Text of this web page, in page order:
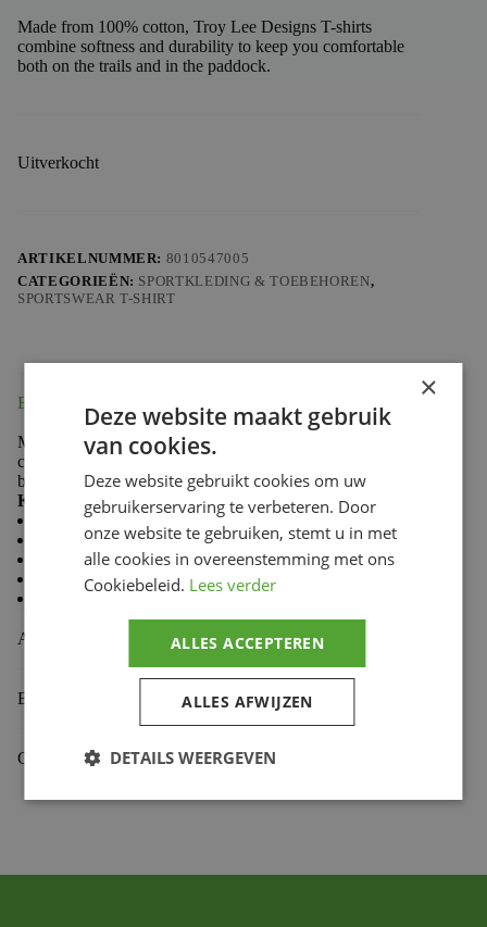
Made from 100% cotton, Troy Lee Designs T-shirts
combine softness and durability to keep you comfortable
both on the trails and in the paddock.
Uitverkocht
ARTIKELNUMMER: 8010547005
CATEGORIEËN: SPORTKLEDING & TOEBEHOREN,
SPORTSWEAR T-SHIRT
Beschrijving
Made from 100% cotton, Troy Lee Designs T-shirts
combine softness and durability to keep you comfortable
both on the trails and in the paddock.
Key features:
Casual style
Comfortable and durable fabric
Premium fit
Classic crew neck
Aanvullende informatie
Beoordelingen (0)
Gekoppelde Motoren
×
Deze website maakt gebruik
van cookies.
Deze website gebruikt cookies om uw
gebruikerservaring te verbeteren. Door
onze website te gebruiken, stemt u in met
alle cookies in overeenstemming met ons
Cookiebeleid. Lees verder
ALLES ACCEPTEREN
ALLES AFWIJZEN
DETAILS WEERGEVEN